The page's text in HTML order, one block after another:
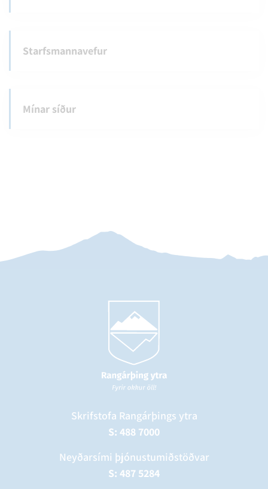
Starfsmannavefur
Mínar síður
Skrifstofa Rangárþings ytra
S: 488 7000
Neyðarsími þjónustumiðstöðvar
S: 487 5284